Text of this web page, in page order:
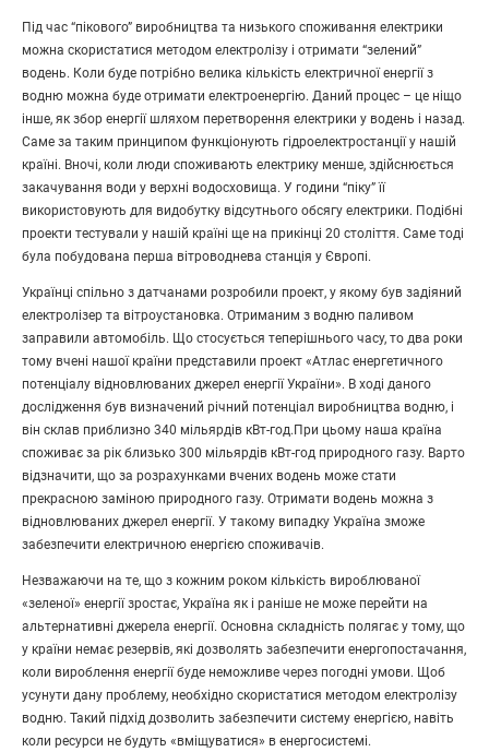
Під час “пікового” виробництва та низького споживання електрики
можна скористатися методом електролізу і отримати “зелений”
водень. Коли буде потрібно велика кількість електричної енергії з
водню можна буде отримати електроенергію. Даний процес – це ніщо
інше, як збор енергії шляхом перетворення електрики у водень і назад.
Саме за таким принципом функціонують гідроелектростанції у нашій
країні. Вночі, коли люди споживають електрику менше, здійснюється
закачування води у верхні водосховища. У години “піку” її
використовують для видобутку відсутнього обсягу електрики. Подібні
проекти тестували у нашій країні ще на прикінці 20 століття. Саме тоді
була побудована перша вітроводнева станція у Європі.
Українці спільно з датчанами розробили проект, у якому був задіяний
електролізер та вітроустановка. Отриманим з водню паливом
заправили автомобіль. Що стосується теперішнього часу, то два роки
тому вчені нашої країни представили проект «Атлас енергетичного
потенціалу відновлюваних джерел енергії України». В ході даного
дослідження був визначений річний потенціал виробництва водню, і
він склав приблизно 340 мільярдів кВт-год.При цьому наша країна
споживає за рік близько 300 мільярдів кВт-год природного газу. Варто
відзначити, що за розрахунками вчених водень може стати
прекрасною заміною природного газу. Отримати водень можна з
відновлюваних джерел енергії. У такому випадку Україна зможе
забезпечити електричною енергією споживачів.
Незважаючи на те, що з кожним роком кількість вироблюваної
«зеленої» енергії зростає, Україна як і раніше не може перейти на
альтернативні джерела енергії. Основна складність полягає у тому, що
у країни немає резервів, які дозволять забезпечити енергопостачання,
коли вироблення енергії буде неможливе через погодні умови. Щоб
усунути дану проблему, необхідно скористатися методом електролізу
водню. Такий підхід дозволить забезпечити систему енергією, навіть
коли ресурси не будуть «вміщуватися» в енергосистемі.